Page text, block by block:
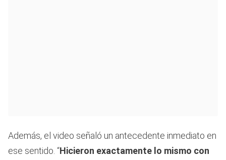
Además, el video señaló un antecedente inmediato en
ese sentido. “Hicieron exactamente lo mismo con